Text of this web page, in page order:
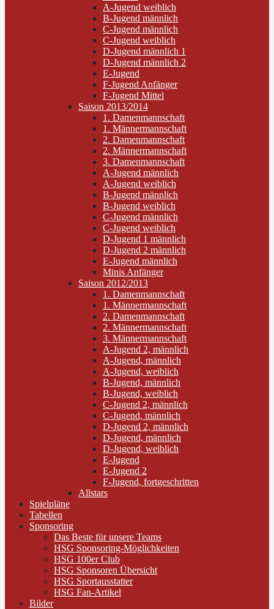
A-Jugend weiblich
B-Jugend männlich
C-Jugend männlich
C-Jugend weiblich
D-Jugend männlich 1
D-Jugend männlich 2
E-Jugend
F-Jugend Anfänger
F-Jugend Mittel
Saison 2013/2014
1. Damenmannschaft
1. Männermannschaft
2. Damenmannschaft
2. Männermannschaft
3. Damenmannschaft
A-Jugend männlich
A-Jugend weiblich
B-Jugend männlich
B-Jugend weiblich
C-Jugend männlich
C-Jugend weiblich
D-Jugend 1 männlich
D-Jugend 2 männlich
E-Jugend männlich
Minis Anfänger
Saison 2012/2013
1. Damenmannschaft
1. Männermannschaft
2. Damenmannschaft
2. Männermannschaft
3. Männermannschaft
A-Jugend 2, männlich
A-Jugend, männlich
A-Jugend, weiblich
B-Jugend, männlich
B-Jugend, weiblich
C-Jugend 2, männlich
C-Jugend, männlich
D-Jugend 2, männlich
D-Jugend, männlich
D-Jugend, weiblich
E-Jugend
E-Jugend 2
F-Jugend, fortgeschritten
Allstars
Spielpläne
Tabellen
Sponsoring
Das Beste für unsere Teams
HSG Sponsoring-Möglichkeiten
HSG 100er Club
HSG Sponsoren Übersicht
HSG Sportausstatter
HSG Fan-Artikel
Bilder